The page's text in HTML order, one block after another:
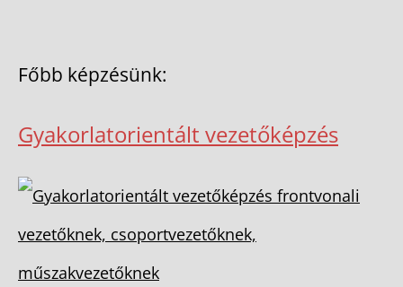
Főbb képzésünk:
Gyakorlatorientált vezetőképzés